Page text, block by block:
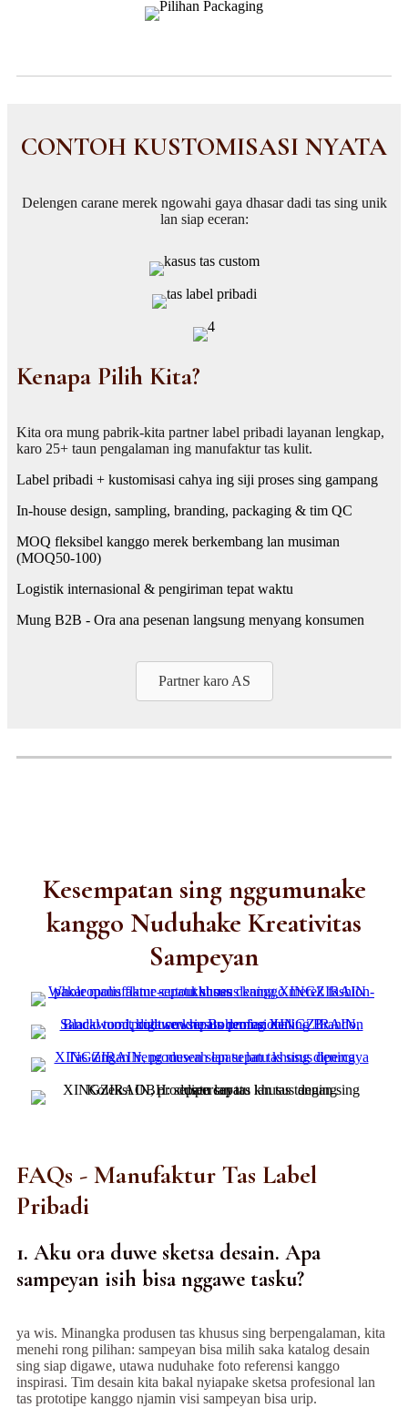
CONTOH KUSTOMISASI NYATA
Delengen carane merek ngowahi gaya dhasar dadi tas sing unik
lan siap eceran:
Kenapa Pilih Kita?
Kita ora mung pabrik-kita partner label pribadi layanan lengkap,
karo 25+ taun pengalaman ing manufaktur tas kulit.
Label pribadi + kustomisasi cahya ing siji proses sing gampang
In-house design, sampling, branding, packaging & tim QC
MOQ fleksibel kanggo merek berkembang lan musiman
(MOQ50-100)
Logistik internasional & pengiriman tepat waktu
Mung B2B - Ora ana pesenan langsung menyang konsumen
Partner karo AS
Kesempatan sing nggumunake
kanggo Nuduhake Kreativitas
Sampeyan
FAQs - Manufaktur Tas Label
Pribadi
1. Aku ora duwe sketsa desain. Apa
sampeyan isih bisa nggawe tasku?
ya wis. Minangka produsen tas khusus sing berpengalaman, kita
menehi rong pilihan: sampeyan bisa milih saka katalog desain
sing siap digawe, utawa nuduhake foto referensi kanggo
inspirasi. Tim desain kita bakal nyiapake sketsa profesional lan
tas prototipe kanggo njamin visi sampeyan bisa urip.